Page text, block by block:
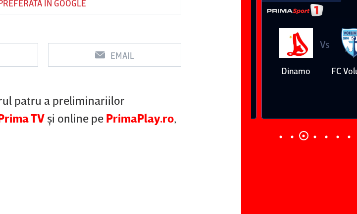
ÎN GOOGLE
EMAIL
patru a preliminariilor
TV şi online pe PrimaPlay.ro,
Vs Vs
Dinamo FC